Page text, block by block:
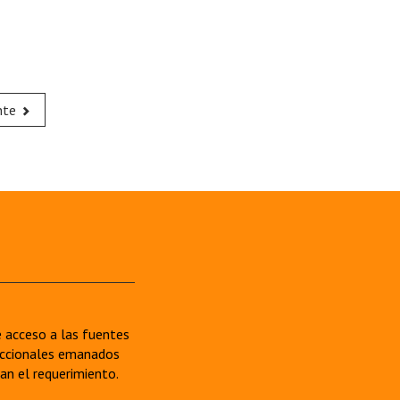
acceso a las fuentes
emanados
el requerimiento.